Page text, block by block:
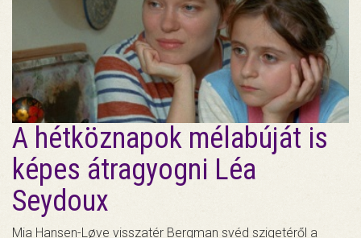
A hétköznapok mélabúját is
képes átragyogni Léa
Seydoux
Mia Hansen-Løve visszatér Bergman svéd szigetéről a